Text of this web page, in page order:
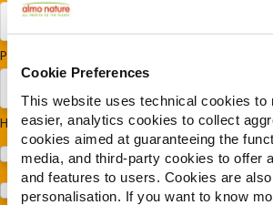
Cookie Preferences
This website uses technical cookies to
easier, analytics cookies to collect
cookies aimed at guaranteeing the
media, and third-party cookies to offer
and features to users. Cookies are
personalisation. If you want to know
Paese/Regione
Hai cani o gatti?*
Cane
Gatto